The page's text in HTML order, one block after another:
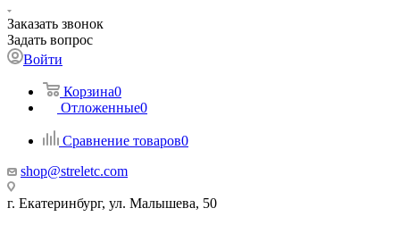
Заказать звонок
Задать вопрос
Войти
Корзина0
Отложенные0
Сравнение товаров0
shop@streletc.com
г. Екатеринбург, ул. Малышева, 50